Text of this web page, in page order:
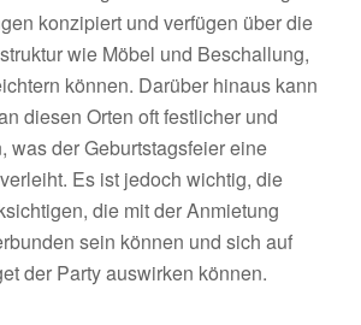
konzipiert und verfügen über die
wie Möbel und Beschallung,
können. Darüber hinaus kann
diesen Orten oft festlicher und
was der Geburtstagsfeier eine
Es ist jedoch wichtig, die
die mit der Anmietung
sein können und sich auf
der Party auswirken können.